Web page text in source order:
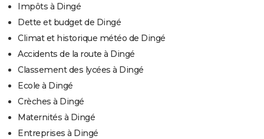
Impôts à Dingé
Dette et budget de Dingé
Climat et historique météo de Dingé
Accidents de la route à Dingé
Classement des lycées à Dingé
Ecole à Dingé
Crèches à Dingé
Maternités à Dingé
Entreprises à Dingé